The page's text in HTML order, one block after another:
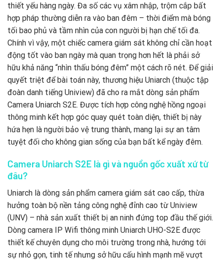
thiết yếu hàng ngày. Đa số các vụ xâm nhập, trộm cắp bất
hợp pháp thường diễn ra vào ban đêm – thời điểm mà bóng
tối bao phủ và tầm nhìn của con người bị hạn chế tối đa.
Chính vì vậy, một chiếc camera giám sát không chỉ cần hoạt
động tốt vào ban ngày mà quan trọng hơn hết là phải sở
hữu khả năng “nhìn thấu bóng đêm” một cách rõ nét. Để giải
quyết triệt để bài toán này, thương hiệu Uniarch (thuộc tập
đoàn danh tiếng Uniview) đã cho ra mắt dòng sản phẩm
Camera Uniarch S2E. Được tích hợp công nghệ hồng ngoại
thông minh kết hợp góc quay quét toàn diện, thiết bị này
hứa hẹn là người bảo vệ trung thành, mang lại sự an tâm
tuyệt đối cho không gian sống của bạn bất kể ngày đêm.
Camera Uniarch S2E là gì và nguồn gốc xuất xứ từ
đâu?
Uniarch là dòng sản phẩm camera giám sát cao cấp, thừa
hưởng toàn bộ nền tảng công nghệ đỉnh cao từ Uniview
(UNV) – nhà sản xuất thiết bị an ninh đứng top đầu thế giới.
Dòng camera IP Wifi thông minh Uniarch UHO-S2E được
thiết kế chuyên dụng cho môi trường trong nhà, hướng tới
sự nhỏ gọn, tinh tế nhưng sở hữu cấu hình mạnh mẽ vượt